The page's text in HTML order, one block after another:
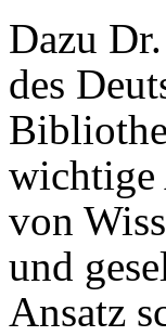
Dazu
des
wichtige
von
und
Ansatz